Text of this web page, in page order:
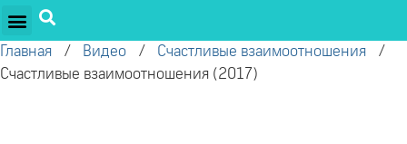
Главная / Видео / Счастливые взаимоотношения /
Счастливые взаимоотношения (2017)